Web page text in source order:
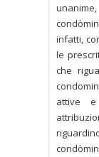
infatti,
le
che
attive e